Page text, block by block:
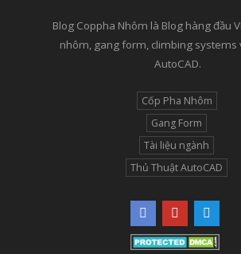
Blog Coppha Nhôm là Blog hàng đầu
nhôm, gang form, climbing systems
AutoCAD.
Cốp Pha Nhôm
Gang Form
Tài liệu ngành
Thủ Thuật AutoCAD